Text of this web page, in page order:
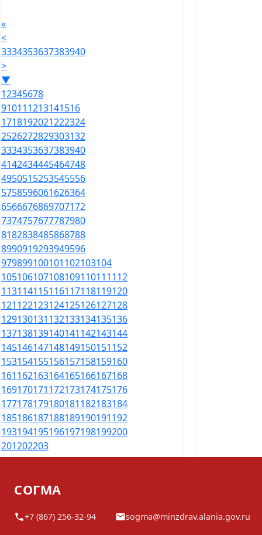
«
<
3334353637383940
>
▼
12345678
910111213141516
1718192021222324
2526272829303132
3334353637383940
4142434445464748
4950515253545556
5758596061626364
6566676869707172
7374757677787980
8182838485868788
8990919293949596
979899100101102103104
105106107108109110111112
113114115116117118119120
121122123124125126127128
129130131132133134135136
137138139140141142143144
145146147148149150151152
153154155156157158159160
161162163164165166167168
169170171172173174175176
177178179180181182183184
185186187188189190191192
193194195196197198199200
201202203
СОГМА
+7 (867) 256-32-94 sogma@minzdrav.alania.gov.ru